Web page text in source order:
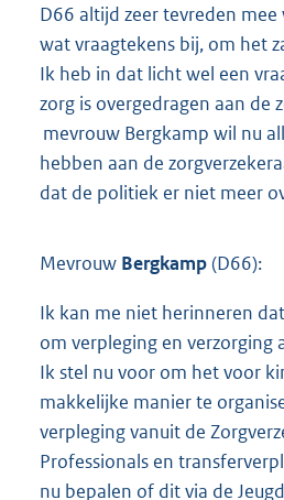
D66 altijd zeer tevreden
wat vraagtekens bij, om het
Ik heb in dat licht wel een
zorg is overgedragen aan de
mevrouw Bergkamp wil nu
hebben aan de
dat de politiek er niet meer
Mevrouw Bergkamp(D66):
Ik kan me niet herinneren
om verpleging en verzorging
Ik stel nu voor om het voor
makkelijke manier te
verpleging vanuit de
Professionals en
nu bepalen of dit via de